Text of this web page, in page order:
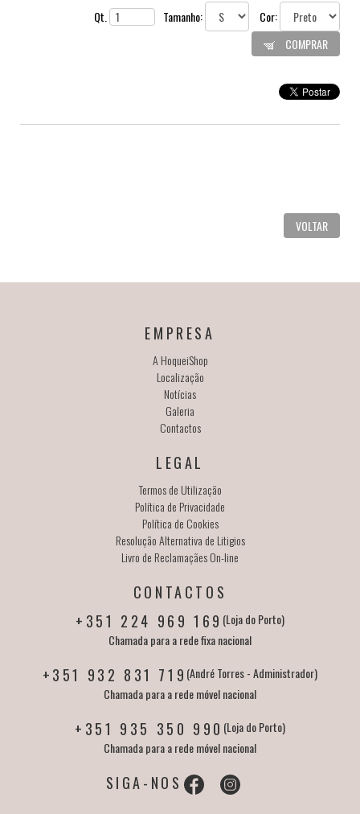
Qt. Tamanho:
Cor:
COMPRAR
VOLTAR
EMPRESA
A HoqueiShop
Localização
Notícias
Galeria
Contactos
LEGAL
Termos de Utilização
Política de Privacidade
Política de Cookies
Resolução Alternativa de Litigios
Livro de Reclamaçães On-line
CONTACTOS
+351 224 969 169 (Loja do Porto)
Chamada para a rede fixa nacional
+351 932 831 719 (André Torres - Administrador)
Chamada para a rede móvel nacional
+351 935 350 990 (Loja do Porto)
Chamada para a rede móvel nacional
SIGA-NOS